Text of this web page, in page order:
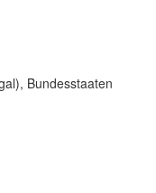
Bundesstaaten